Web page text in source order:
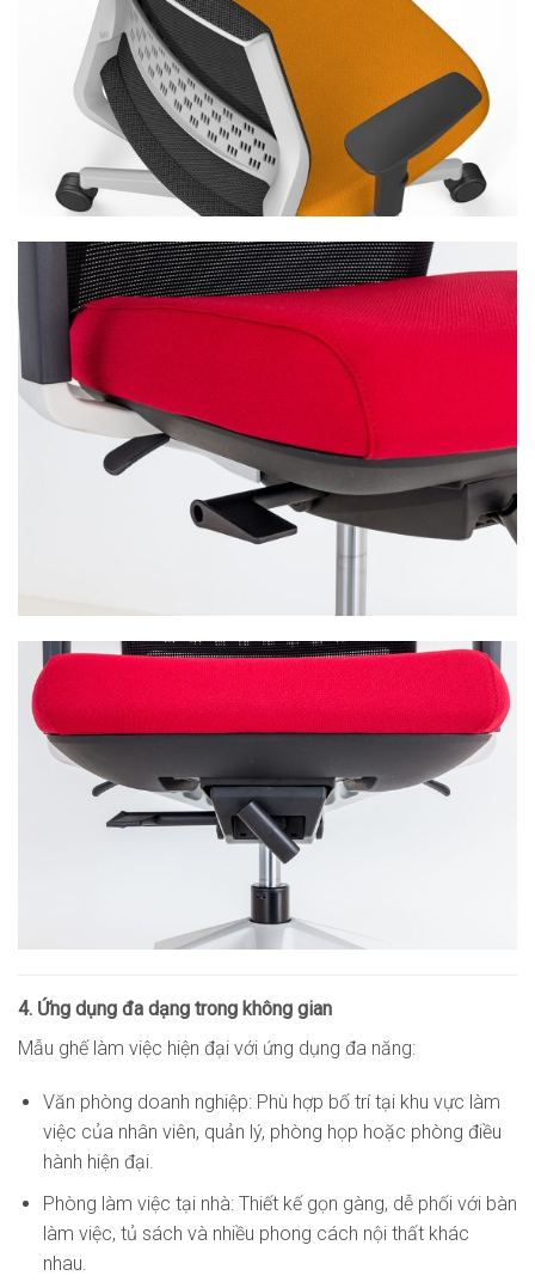
4. Ứng dụng đa dạng trong không gian
Mẫu ghế làm việc hiện đại với ứng dụng đa năng:
Văn phòng doanh nghiệp: Phù hợp bố trí tại khu vực làm
việc của nhân viên, quản lý, phòng họp hoặc phòng điều
hành hiện đại.
Phòng làm việc tại nhà: Thiết kế gọn gàng, dễ phối với bàn
làm việc, tủ sách và nhiều phong cách nội thất khác
nhau.